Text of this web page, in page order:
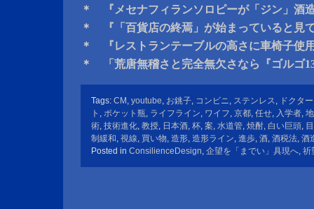
＊ 『メセナフィランソロピーが「ジン」酒
＊ 『「百貨店の終焉」が始まっていると見
＊ 『レストランテーブルの高さに車椅子使
＊ 「荒唐無稽さと完全無欠さなら『ゴルゴ
Tags: CM , youtube, お銚子, コンビニ, ステンレス, ドクター
ト , ポケット瓶, ライフライン, ワイフ, 京都, 任せ, 入学者,
術, 技術進化, 教授, 日本酒, 杯, 案, 水道管, 焼酎, 白い巨頭,
制緩和, 視線, 買い物, 造形, 造形ライン, 進歩, 酒, 酒税法, 酒
Posted in ConsilienceDesign, 企望を「までい」具現へ, 祈